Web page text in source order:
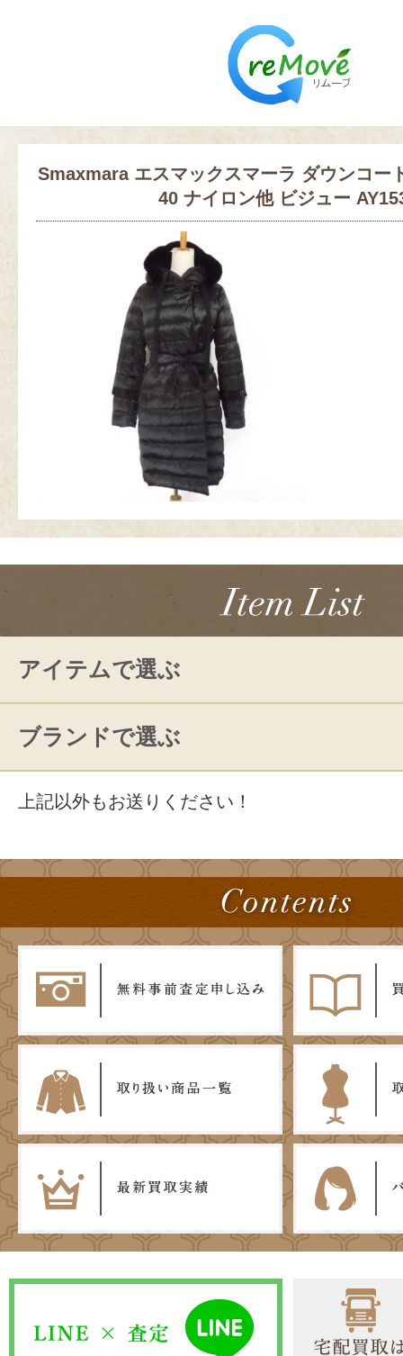
Smaxmara エスマックスマーラ ダウンコー
40 ナイロン他 ビジュー
アイテムで選ぶ
ブランドで選ぶ
上記以外もお送りください！